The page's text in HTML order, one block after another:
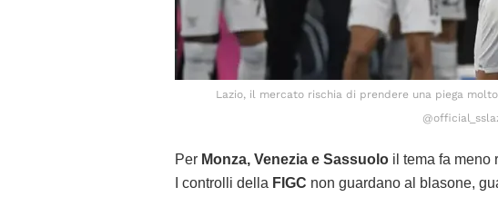
Lazio, il mercato rischia di prendere una piega
Per Monza, Venezia e Sassuolo il tema fa meno
I controlli della FIGC non guardano al blasone,